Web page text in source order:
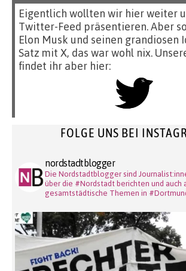
Eigentlich wollten wir hier weiter
Twitter-Feed präsentieren. Aber
Elon Musk und seinen grandiosen
Satz mit X, das war wohl nix.
findet ihr aber hier:
FOLGE UNS BEI
nordstadtblogger
Die Nordstadtblogger sind
über die #Nordstadt berichten und auch
gesamtstädtische Themen in